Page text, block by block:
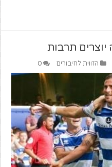
יוצרים תרבות
הזווית לחיבורים 0